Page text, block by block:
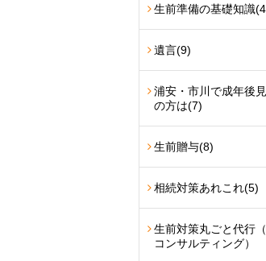
生前準備の基礎知識
遺言(9)
浦安・市川で成年後
の方は(7)
生前贈与(8)
相続対策あれこれ(5)
生前対策丸ごと代行
コンサルティング）